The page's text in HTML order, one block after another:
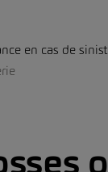
en cas de